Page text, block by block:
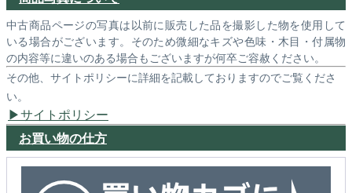
中古商品ページの写真は以前に販売した品を撮影した物を使用して
いる場合がございます。そのため微細なキズや色味・木目・付属物
の内容等に違いのある場合もございますが何卒ご容赦ください。
その他、サイトポリシーに詳細を記載しておりますのでご覧くださ
い。
サイトポリシー
お買い物の仕方